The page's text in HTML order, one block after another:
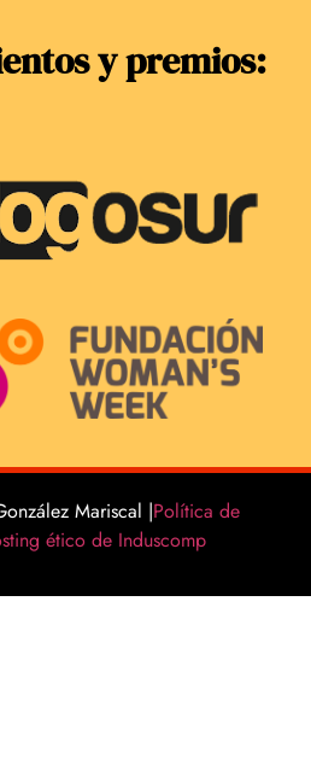
y premios:
Mariscal |Política de
ético de Induscomp